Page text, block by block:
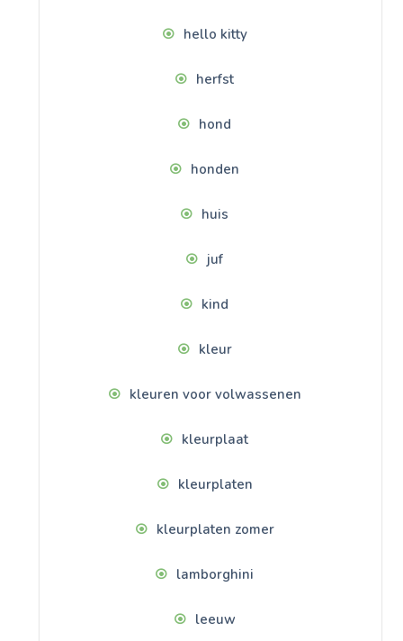
hello kitty
herfst
hond
honden
huis
juf
kind
kleur
kleuren voor volwassenen
kleurplaat
kleurplaten
kleurplaten zomer
lamborghini
leeuw